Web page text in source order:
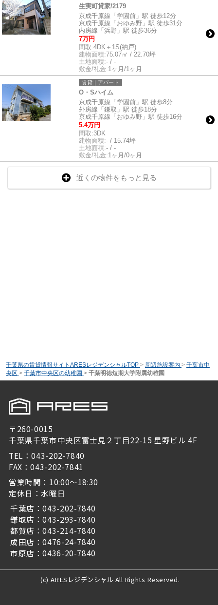
生実町貸家/2179
京成千原線「学園前」駅 徒歩12分
京成千原線「おゆみ野」駅 徒歩31分
内房線「浜野」駅 徒歩36分
7万円
間取:4DK＋1S(納戸)
建物面積:75.07㎡ / 22.70坪
土地面積:- / -
敷金/礼金:1ヶ月/1ヶ月
賃貸｜アパート
O・Sハイム
京成千原線「学園前」駅 徒歩8分
外房線「鎌取」駅 徒歩18分
京成千原線「おゆみ野」駅 徒歩16分
5.4万円
間取:3DK
建物面積:- / 15.74坪
土地面積:- / -
敷金/礼金:1ヶ月/0ヶ月
近くの物件をもっと見る
千葉県の賃貸情報サイトARESレジデンシャルTOP > 周辺施設案内 > 千葉市中
央区 > 千葉市中央区の幼稚園 > 千葉明徳短期大学附属幼稚園
〒260-0015
千葉県千葉市中央区富士見２丁目22-15 星野ビル 4F
TEL：043-202-7840
FAX：043-202-7841
営業時間：10:00～18:30
定休日：水曜日
千葉店：043-202-7840
鎌取店：043-293-7840
都賀店：043-214-7840
成田店：0476-24-7840
市原店：0436-20-7840
(c) ARESレジデンシャル All Rights Reserved.